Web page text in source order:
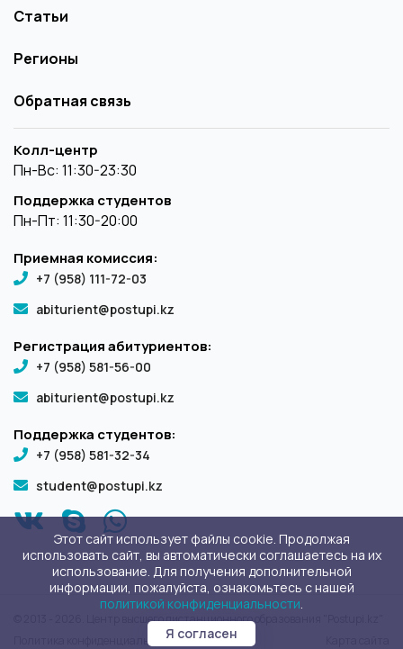
Статьи
Регионы
Обратная связь
Колл-центр
Пн-Вс: 11:30-23:30
Поддержка студентов
Пн-Пт: 11:30-20:00
Приемная комиссия:
+7 (958) 111-72-03
abiturient@postupi.kz
Регистрация абитуриентов:
+7 (958) 581-56-00
abiturient@postupi.kz
Поддержка студентов:
+7 (958) 581-32-34
student@postupi.kz
© 2013 - 2026. Центр высшего дистанционного образования "Postupi.kz"
Политика конфиденциальности
Этот сайт использует файлы cookie. Продолжая
использовать сайт, вы автоматически соглашаетесь на их
использование. Для получения дополнительной
информации, пожалуйста, ознакомьтесь с нашей
политикой конфиденциальности.
Я согласен